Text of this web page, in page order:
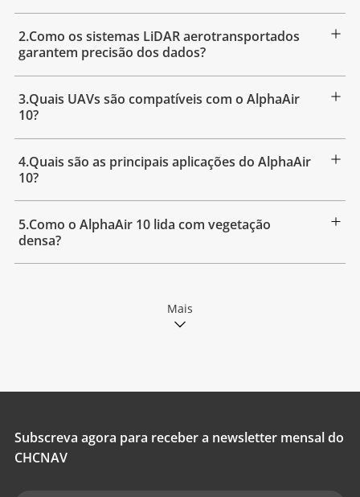
2.Como os sistemas LiDAR aerotransportados
garantem precisão dos dados?
3.Quais UAVs são compatíveis com o AlphaAir
10?
4.Quais são as principais aplicações do AlphaAir
10?
5.Como o AlphaAir 10 lida com vegetação
densa?
Mais
Subscreva agora para receber a newsletter mensal do
CHCNAV